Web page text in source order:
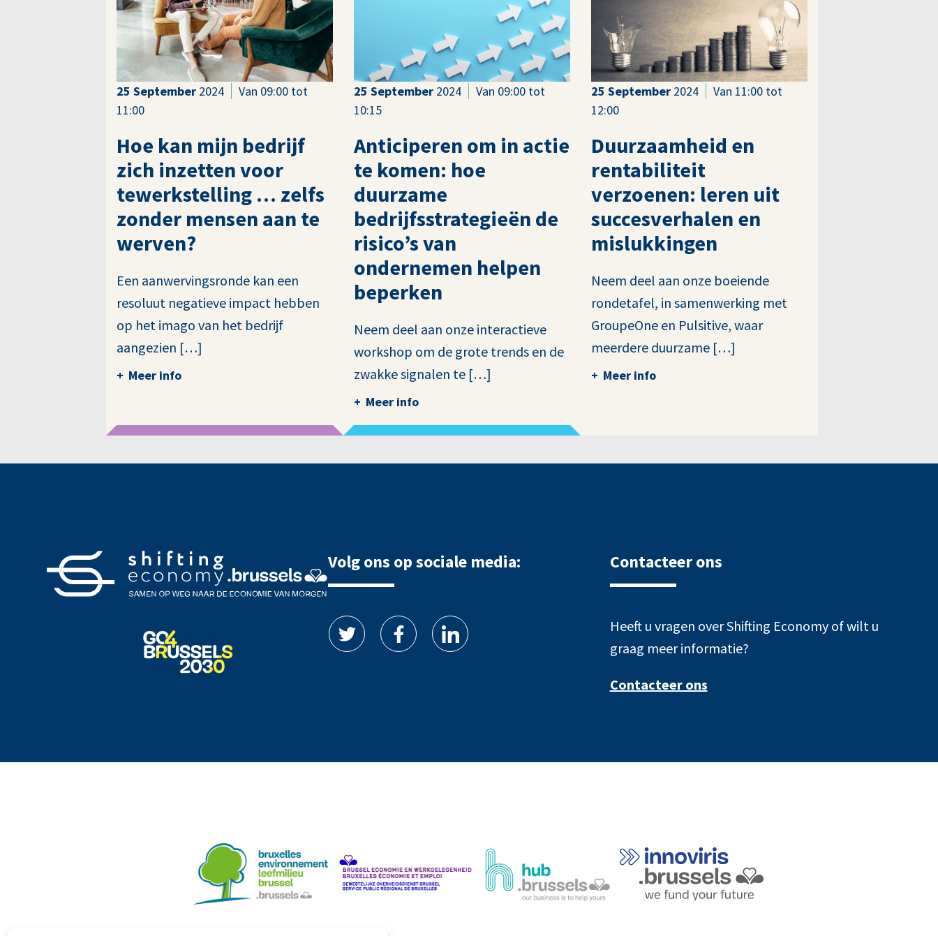
25 September2024
Van 09:00 tot
11:00
Hoe kan mijn bedrijf
zich inzetten voor
tewerkstelling … zelfs
zonder mensen aan te
werven?
Een aanwervingsronde kan een
resoluut negatieve impact hebben
op het imago van het bedrijf
aangezien […]
Meer info
25 September2024
Van 09:00 tot
10:15
Anticiperen om in actie
te komen: hoe
duurzame
bedrijfsstrategieën de
risico’s van
ondernemen helpen
beperken
Neem deel aan onze interactieve
workshop om de grote trends en de
zwakke signalen te […]
Meer info
25 September 2024
Van 11:00 tot
12:00
Duurzaamheid en
rentabiliteit
verzoenen: leren uit
succesverhalen en
mislukkingen
Neem deel aan onze boeiende
rondetafel, in samenwerking met
GroupeOne en Pulsitive, waar
meerdere duurzame […]
Meer info
Volg ons op sociale media: Contacteer ons
Heeft u vragen over Shifting Economy of wilt u
graag meer informatie?
Contacteer ons